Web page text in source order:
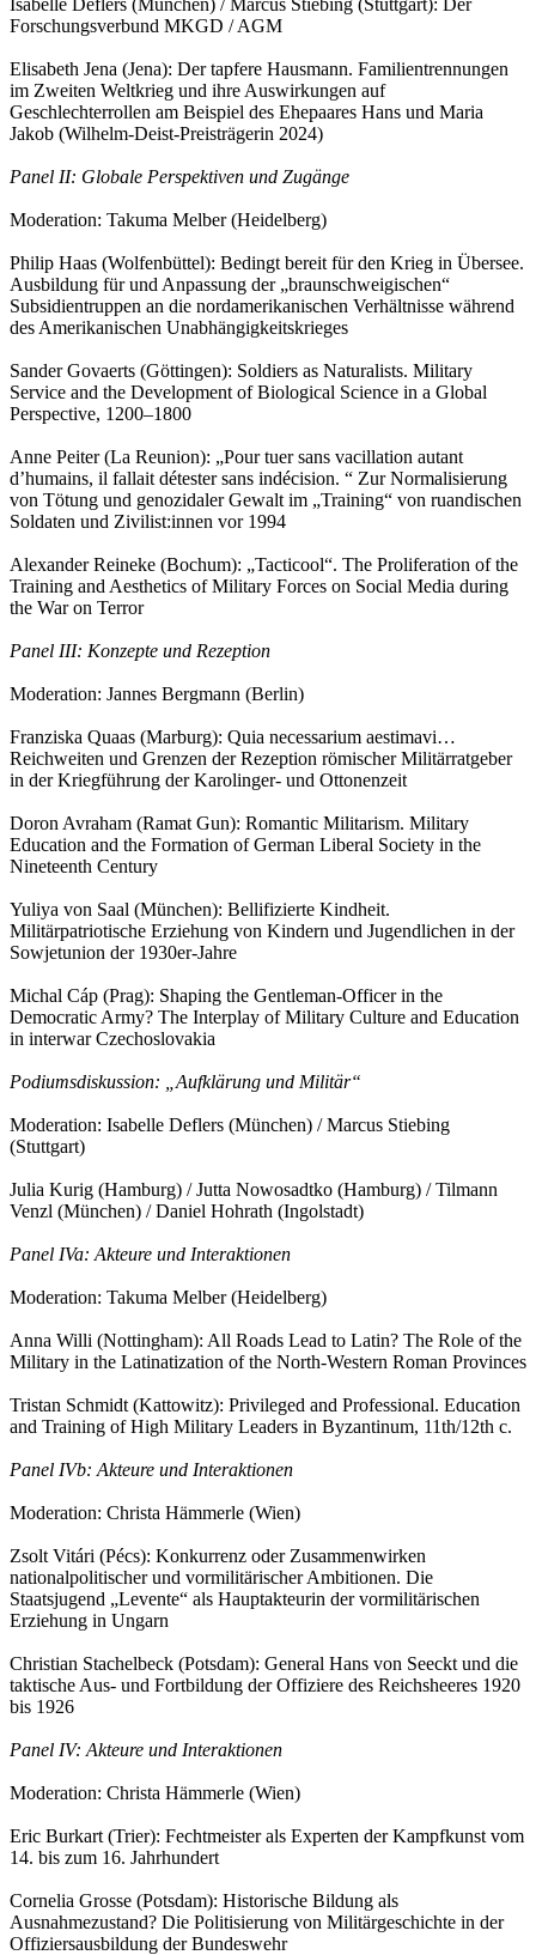
Forschungsverbund MKGD / AGM
Elisabeth Jena (Jena): Der tapfere Hausmann. Familientrennungen
im Zweiten Weltkrieg und ihre Auswirkungen auf
Geschlechterrollen am Beispiel des Ehepaares Hans und Maria
Jakob (Wilhelm-Deist-Preisträgerin 2024)
Panel II: Globale Perspektiven und Zugänge
Moderation: Takuma Melber (Heidelberg)
Philip Haas (Wolfenbüttel): Bedingt bereit für den Krieg in Übersee.
Ausbildung für und Anpassung der „braunschweigischen“
Subsidientruppen an die nordamerikanischen Verhältnisse während
des Amerikanischen Unabhängigkeitskrieges
Sander Govaerts (Göttingen): Soldiers as Naturalists. Military
Service and the Development of Biological Science in a Global
Perspective, 1200–1800
Anne Peiter (La Reunion): „Pour tuer sans vacillation autant
d’humains, il fallait détester sans indécision. “ Zur Normalisierung
von Tötung und genozidaler Gewalt im „Training“ von ruandischen
Soldaten und Zivilist:innen vor 1994
Alexander Reineke (Bochum): „Tacticool“. The Proliferation of the
Training and Aesthetics of Military Forces on Social Media during
the War on Terror
Panel III: Konzepte und Rezeption
Moderation: Jannes Bergmann (Berlin)
Franziska Quaas (Marburg): Quia necessarium aestimavi…
Reichweiten und Grenzen der Rezeption römischer Militärratgeber
in der Kriegführung der Karolinger- und Ottonenzeit
Doron Avraham (Ramat Gun): Romantic Militarism. Military
Education and the Formation of German Liberal Society in the
Nineteenth Century
Yuliya von Saal (München): Bellifizierte Kindheit.
Militärpatriotische Erziehung von Kindern und Jugendlichen in der
Sowjetunion der 1930er-Jahre
Michal Cáp (Prag): Shaping the Gentleman-Officer in the
Democratic Army? The Interplay of Military Culture and Education
in interwar Czechoslovakia
Podiumsdiskussion: „Aufklärung und Militär“
Moderation: Isabelle Deflers (München) / Marcus Stiebing
(Stuttgart)
Julia Kurig (Hamburg) / Jutta Nowosadtko (Hamburg) / Tilmann
Venzl (München) / Daniel Hohrath (Ingolstadt)
Panel IVa: Akteure und Interaktionen
Moderation: Takuma Melber (Heidelberg)
Anna Willi (Nottingham): All Roads Lead to Latin? The Role of the
Military in the Latinatization of the North-Western Roman Provinces
Tristan Schmidt (Kattowitz): Privileged and Professional. Education
and Training of High Military Leaders in Byzantinum, 11th/12th c.
Panel IVb: Akteure und Interaktionen
Moderation: Christa Hämmerle (Wien)
Zsolt Vitári (Pécs): Konkurrenz oder Zusammenwirken
nationalpolitischer und vormilitärischer Ambitionen. Die
Staatsjugend „Levente“ als Hauptakteurin der vormilitärischen
Erziehung in Ungarn
Christian Stachelbeck (Potsdam): General Hans von Seeckt und die
taktische Aus- und Fortbildung der Offiziere des Reichsheeres 1920
bis 1926
Panel IV: Akteure und Interaktionen
Moderation: Christa Hämmerle (Wien)
Eric Burkart (Trier): Fechtmeister als Experten der Kampfkunst vom
14. bis zum 16. Jahrhundert
Cornelia Grosse (Potsdam): Historische Bildung als
Ausnahmezustand? Die Politisierung von Militärgeschichte in der
Offiziersausbildung der Bundeswehr